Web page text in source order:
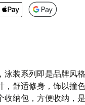
泳装系列即是品牌风
舒适修身，饰以撞
纳包，方便收纳，